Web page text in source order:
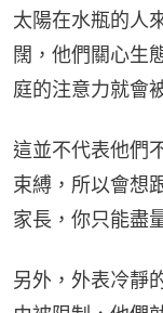
太陽在水瓶的人
闊，他們關心生
庭的注意力就會
這並不代表他們
束縛，所以會想
家長，你只能盡
另外，外表冷靜